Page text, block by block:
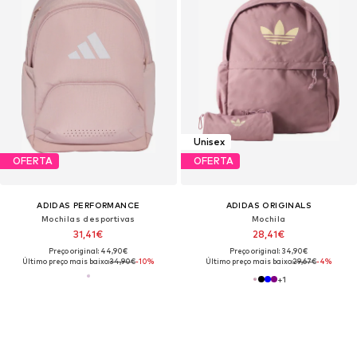
OFERTA
ADIDAS PERFORMANCE
Mochilas desportivas
31,41€
Preço original: 44,90€
Último preço mais baixo:34,90€-10%
Unisex
OFERTA
ADIDAS ORIGINALS
Mochila
28,41€
Preço original: 34,90€
Último preço mais baixo:29,67€-4%
+1